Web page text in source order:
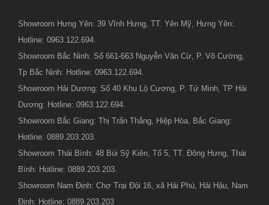
Showroom Hưng Yên: 39 Vĩnh Hưng, TT. Yên Mỹ, Hưng Yên:
Hotline: 0963.122.694.
Showroom Bắc Ninh: Số 661-663 Nguyễn Văn Cừ, P. Võ Cường,
Tp Bắc Ninh: Hotline: 0963.122.694.
Showroom Hải Dương: Số 40 Khu Lộ Cương, P. Tứ Minh, TP Hải
Dương: Hotline: 0963.122.694.
Showroom Bắc Giang: Thị Trấn Thắng, Hiệp Hòa, Bắc Giang:
Hotline: 0889.203.203.
Showroom Thái Bình: 48 Bùi Sỹ Kiên, Tổ 5, TT. Đông Hưng, Thái
Bình: Hotline: 0889.203.203.
Showroom Nam Định: Chợ Trại Đội 16, xã Hải Phú, Hải Hậu, Nam
Định: Hotline: 0889.203.203